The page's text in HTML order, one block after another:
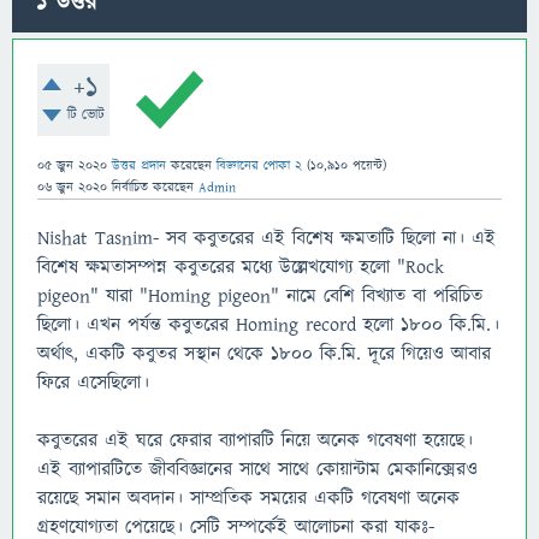
+1
টি ভোট
05 জুন 2020 উত্তর প্রদান করেছেনবিজ্ঞানের পোকা 2 (10,910 পয়েন্ট)
06 জুন 2020 নির্বাচিত করেছেন Admin
Nishat Tasnim- সব কবুতরের এই বিশেষ ক্ষমতাটি ছিলো না। এই
বিশেষ ক্ষমতাসম্পন্ন কবুতরের মধ্যে উল্লেখযোগ্য হলো "Rock
pigeon" যারা "Homing pigeon" নামে বেশি বিখ্যাত বা পরিচিত
ছিলো। এখন পর্যন্ত কবুতরের Homing record হলো ১৮০০ কি.মি.।
অর্থাৎ, একটি কবুতর সস্থান থেকে ১৮০০ কি.মি. দূরে গিয়েও আবার
ফিরে এসেছিলো।
কবুতরের এই ঘরে ফেরার ব্যাপারটি নিয়ে অনেক গবেষণা হয়েছে।
এই ব্যাপারটিতে জীববিজ্ঞানের সাথে সাথে কোয়ান্টাম মেকানিক্সেরও
রয়েছে সমান অবদান। সাম্প্রতিক সময়ের একটি গবেষণা অনেক
গ্রহণযোগ্যতা পেয়েছে। সেটি সম্পর্কেই আলোচনা করা যাকঃ-